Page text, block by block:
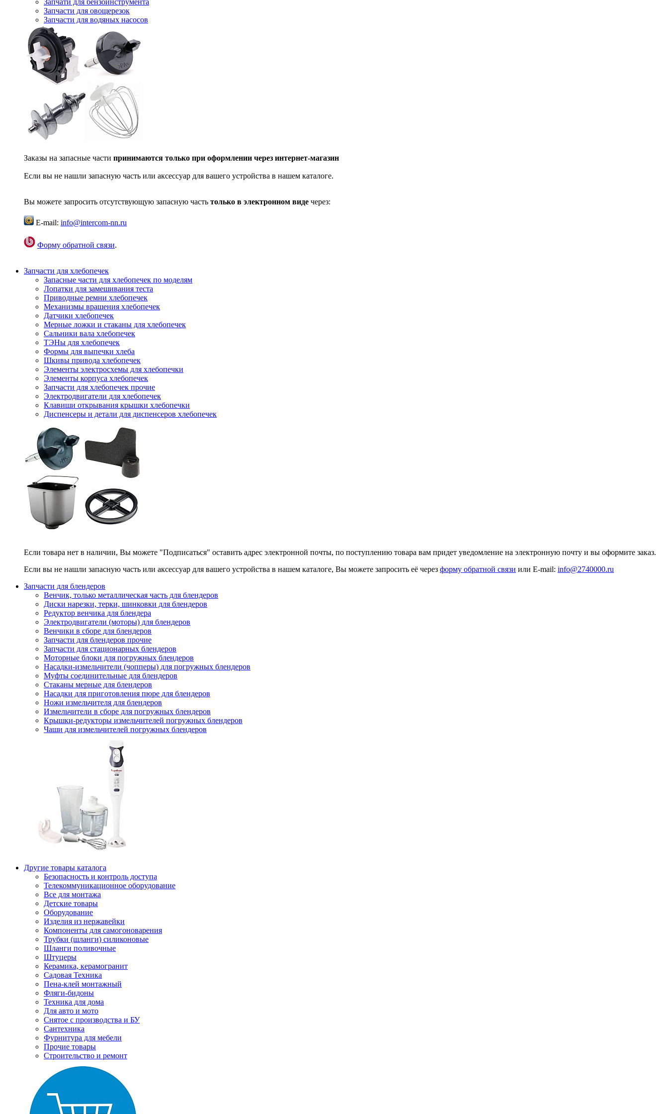
Запчати для бензоинструмента
Запчасти для овощерезок
Запчасти для водяных насосов
Заказы на запасные части принимаются только при оформлении через интернет-магазин
Если вы не нашли запасную часть или аксессуар для вашего устройства в нашем каталоге.
Вы можете запросить отсутствующую запасную часть только в электронном виде через:
E-mail: info@intercom-nn.ru
Форму обратной связи.
Запчасти для хлебопечек
Запасные части для хлебопечек по моделям
Лопатки для замешивания теста
Приводные ремни хлебопечек
Механизмы вращения хлебопечек
Датчики хлебопечек
Мерные ложки и стаканы для хлебопечек
Сальники вала хлебопечек
ТЭНы для хлебопечек
Формы для выпечки хлеба
Шкивы привода хлебопечек
Элементы электросхемы для хлебопечки
Элементы корпуса хлебопечек
Запчасти для хлебопечек прочие
Электродвигатели для хлебопечек
Клавиши открывания крышки хлебопечки
Диспенсеры и детали для диспенсеров хлебопечек
Если товара нет в наличии, Вы можете "Подписаться" оставить адрес электронной почты, по поступлению товара вам придет уведомление на электронную почту и вы оформите заказ.
Если вы не нашли запасную часть или аксессуар для вашего устройства в нашем каталоге, Вы можете запросить её через форму обратной связи или E-mail: info@2740000.ru
Запчасти для блендеров
Венчик, только металлическая часть для блендеров
Диски нарезки, терки, шинковки для блендеров
Редуктор венчика для блендера
Электродвигатели (моторы) для блендеров
Венчики в сборе для блендеров
Запчасти для блендеров прочие
Запчасти для стационарных блендеров
Моторные блоки для погружных блендеров
Насадки-измельчители (чопперы) для погружных блендеров
Муфты соединительные для блендеров
Стаканы мерные для блендеров
Насадки для приготовления пюре для блендеров
Ножи измельчителя для блендеров
Измельчители в сборе для погружных блендеров
Крышки-редукторы измельчителей погружных блендеров
Чаши для измельчителей погружных блендеров
Другие товары каталога
Безопасность и контроль доступа
Телекоммуникационное оборудование
Все для монтажа
Детские товары
Оборудование
Изделия из нержавейки
Компоненты для самогоноварения
Трубки (шланги) силиконовые
Шланги поливочные
Штуцеры
Керамика, керамогранит
Садовая Техника
Пена-клей монтажный
Фляги-бидоны
Техника для дома
Для авто и мото
Снятое с производства и БУ
Сантехника
Фурнитура для мебели
Прочие товары
Строительство и ремонт